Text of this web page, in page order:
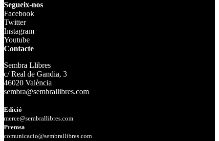
Segueix-nos
Facebook
Twitter
Instagram
Youtube
Contacte
Sembra Llibres
c/ Real de Gandia, 3
46020 València
sembra@sembrallibres.com
Edició
merce@sembrallibres.com
Premsa
comunicacio@sembrallibres.com